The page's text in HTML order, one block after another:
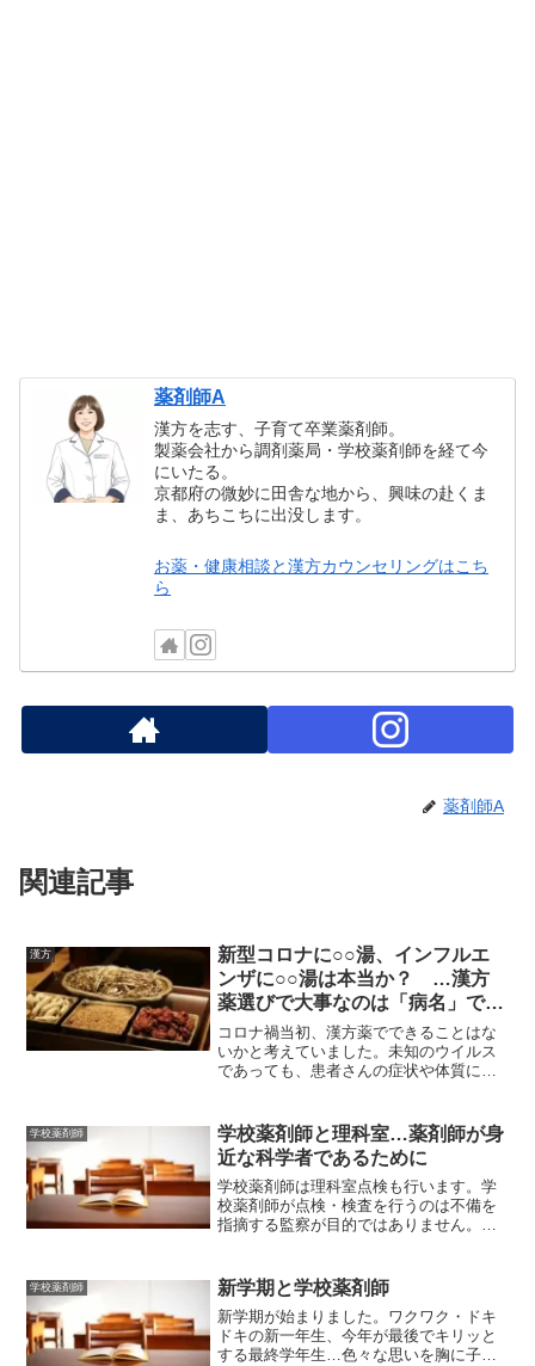
薬剤師A
漢方を志す、子育て卒業薬剤師。
製薬会社から調剤薬局・学校薬剤師を経て今
にいたる。
京都府の微妙に田舎な地から、興味の赴くま
ま、あちこちに出没します。
お薬・健康相談と漢方カウンセリングはこち
ら
薬剤師A
関連記事
漢方
新型コロナに○○湯、インフルエ
ンザに○○湯は本当か？ …漢方
薬選びで大事なのは「病名」では
ありません
コロナ禍当初、漢方薬でできることはな
いかと考えていました。未知のウイルス
であっても、患者さんの症状や体質に応
で大事なのは、「証」であって、「病
名」ではありません。
学校薬剤師
学校薬剤師と理科室…薬剤師が身
近な科学者であるために
学校薬剤師は理科室点検も行います。学
校薬剤師が点検・検査を行うのは不備を
指摘する監察が目的ではありません。安
項目と薬品の取り扱いについてお話しい
たします。
学校薬剤師 新学期と学校薬剤師
新学期が始まりました。ワクワク・ドキ
ドキの新一年生、今年が最後でキリッと
する最終学年生…色々な思いを胸に子供